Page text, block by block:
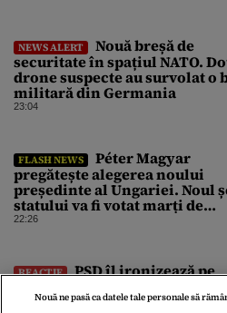
NEWS ALERT
Nouă breșă de
securitate în spațiul NATO.
drone suspecte au survolat o
militară din Germania
23:04
FLASH NEWS
Péter Magyar
pregătește alegerea noului
președinte al Ungariei. Noul
statului va fi votat marți de
Parlament
22:26
REACȚIE
PSD îl ironizează pe
duce la Bruxelles să
Nouă ne pasă ca datele tale personale să